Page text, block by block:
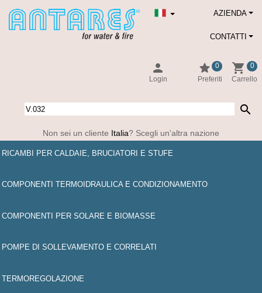
AZIENDA
person
Login
star
0
Preferiti
shopping_cart
0
Carrello
CONTATTI
search
Non sei un cliente Italia? Scegli un'altra nazione
RICAMBI PER CALDAIE, BRUCIATORI E STUFE
COMPONENTI TERMOIDRAULICA E CONDIZIONAMENTO
COMPONENTI PER SOLARE E BIOMASSE
POMPE DI SOLLEVAMENTO E CORRELATI
TERMOREGOLAZIONE